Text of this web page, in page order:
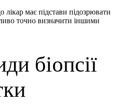
має підстави підозрювати
точно визначити іншими
біопсії